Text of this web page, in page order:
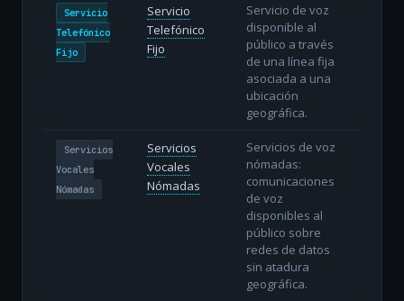
Servicio
Telefónico
Fijo
Servicio
Telefónico
Fijo
Servicio de voz
disponible al
público a través
de una línea fija
asociada a una
ubicación
geográfica.
Servicios
Vocales
Nómadas
Servicios
Vocales
Nómadas
Servicios de voz
nómadas:
comunicaciones
de voz
disponibles al
público sobre
redes de datos
sin atadura
geográfica.